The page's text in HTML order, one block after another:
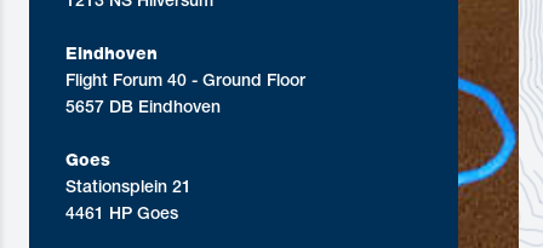
Eindhoven
Flight Forum 40 - Ground Floor
5657 DB Eindhoven
Goes
Stationsplein 21
4461 HP Goes